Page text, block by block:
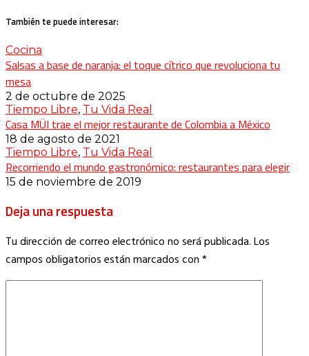
También te puede interesar:
Cocina
Salsas a base de naranja: el toque cítrico que revoluciona tu
mesa
2 de octubre de 2025
Tiempo Libre, Tu Vida Real
Casa MÜI trae el mejor restaurante de Colombia a México
18 de agosto de 2021
Tiempo Libre, Tu Vida Real
Recorriendo el mundo gastronómico: restaurantes para elegir
15 de noviembre de 2019
Deja una respuesta
Tu dirección de correo electrónico no será publicada.Los
campos obligatorios están marcados con*